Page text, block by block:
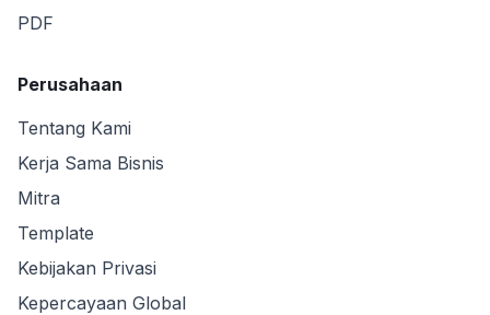
PDF
Perusahaan
Tentang Kami
Kerja Sama Bisnis
Mitra
Template
Kebijakan Privasi
Kepercayaan Global